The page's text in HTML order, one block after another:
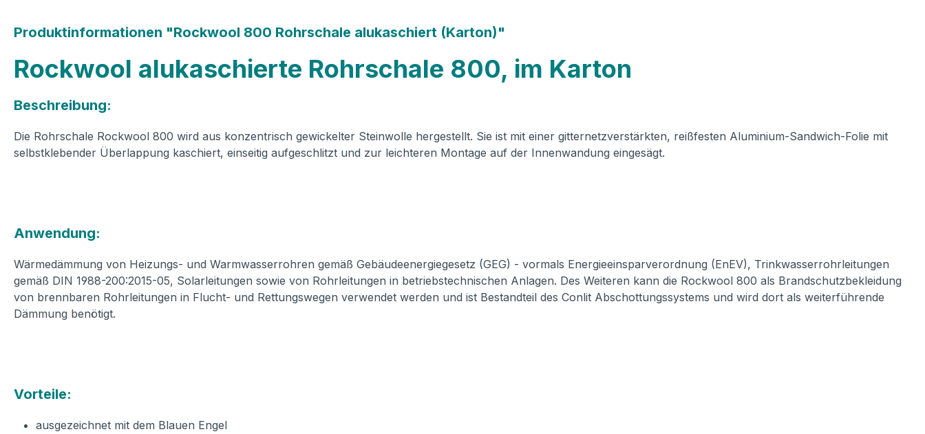
Produktinformationen "Rockwool 800 Rohrschale alukaschiert (Karton)"
Rockwool alukaschierte Rohrschale 800, im Karton
Beschreibung:
Die Rohrschale Rockwool 800 wird aus konzentrisch gewickelter Steinwolle hergestellt. Sie ist mit einer gitternetzverstärkten, reißfesten Aluminium-Sandwich-Folie mit
selbstklebender Überlappung kaschiert, einseitig aufgeschlitzt und zur leichteren Montage auf der Innenwandung eingesägt.
Anwendung:
Wärmedämmung von Heizungs- und Warmwasserrohren gemäß Gebäudeenergiegesetz (GEG) - vormals Energieeinsparverordnung (EnEV), Trinkwasserrohrleitungen
gemäß DIN 1988-200:2015-05, Solarleitungen sowie von Rohrleitungen in betriebstechnischen Anlagen. Des Weiteren kann die Rockwool 800 als Brandschutzbekleidung
von brennbaren Rohrleitungen in Flucht- und Rettungswegen verwendet werden und ist Bestandteil des Conlit Abschottungssystems und wird dort als weiterführende
Dämmung benötigt.
Vorteile:
ausgezeichnet mit dem Blauen Engel